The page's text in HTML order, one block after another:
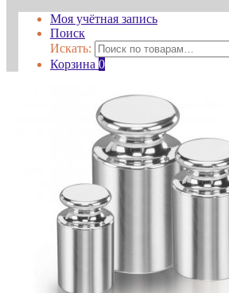
Моя учётная запись
Поиск
Искать:
Корзина 0